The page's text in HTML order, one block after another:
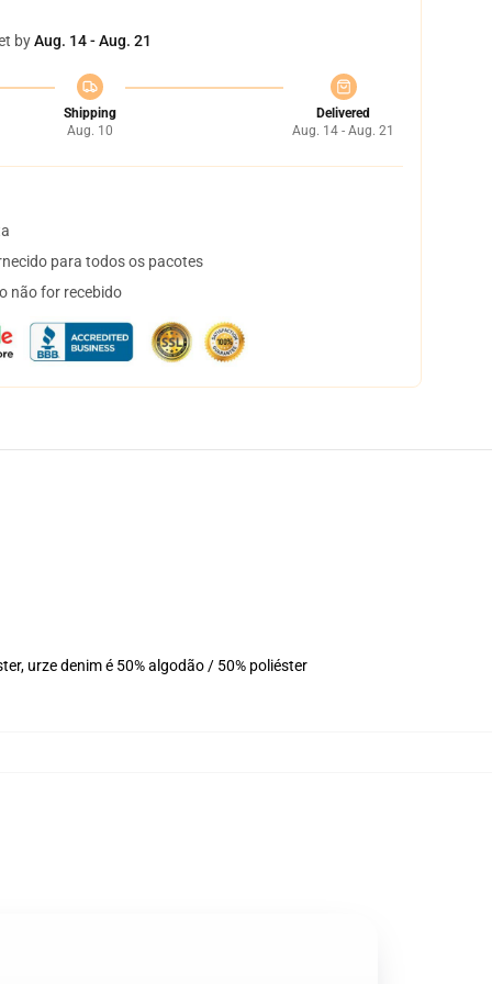
byAug. 14 - Aug. 21
Shipping
Aug. 10
Delivered
Aug. 14 - Aug. 21
para todos os pacotes
não for recebido
urze denim é 50% algodão / 50% poliéster